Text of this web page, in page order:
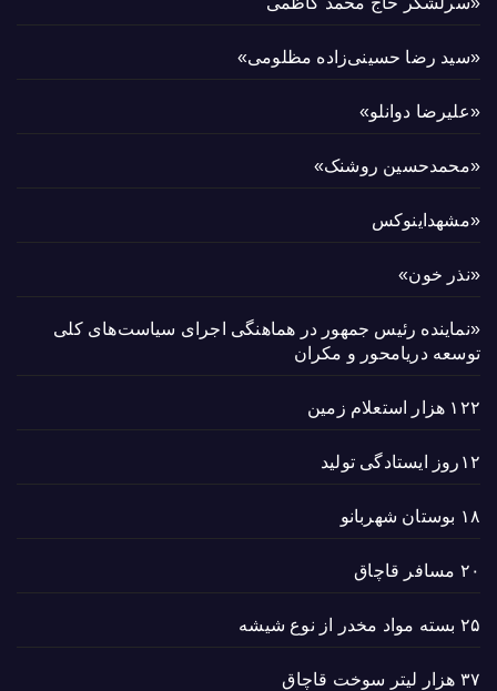
«سید رضا حسینی‌زاده مظلومی»
«علیرضا دوانلو»
«محمدحسین روشنک»
«مشهداینوکس
«نذر خون»
«نماینده رئیس جمهور در هماهنگی اجرای سیاست‌های کلی
توسعه دریامحور و مکران
۱۲۲ هزار استعلام زمین
۱۲روز ایستادگی تولید
۱۸ بوستان شهربانو
۲۰ مسافر قاچاق
۲۵ بسته مواد مخدر از نوع شیشه
۳۷ هزار لیتر سوخت قاچاق